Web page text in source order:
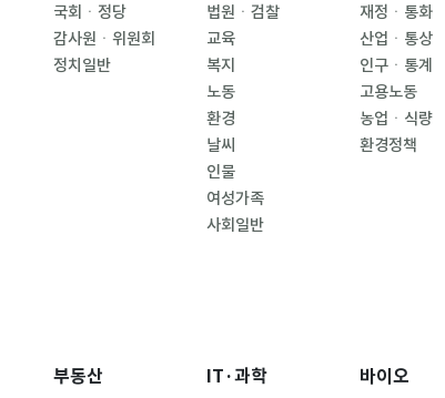
국회ㆍ정당
감사원ㆍ위원회
정치일반
법원ㆍ검찰
교육
복지
노동
환경
날씨
인물
여성가족
사회일반
재정ㆍ통화
산업ㆍ통상
인구ㆍ통계
고용노동
농업ㆍ식량
환경정책
부동산 IT·과학 바이오